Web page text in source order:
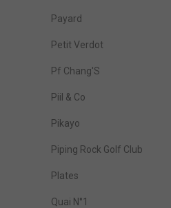
Payard
Petit Verdot
Pf Chang'S
Piil & Co
Pikayo
Piping Rock Golf Club
Plates
Quai N°1